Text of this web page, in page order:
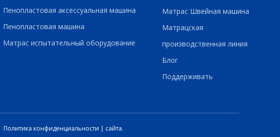
Пенопластовая аксессуальная машина
Пенопластовая машина
Матрас испытательный оборудование
Матрас Швейная машина
Матрацская
производственная линия
Блог
Поддерживать
Политика конфиденциальности | сайта.